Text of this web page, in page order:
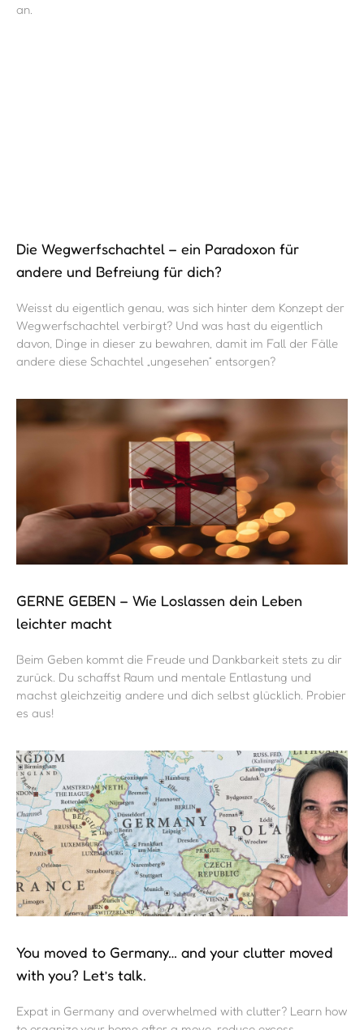
an.
Die Wegwerfschachtel – ein Paradoxon für
andere und Befreiung für dich?
Weisst du eigentlich genau, was sich hinter dem Konzept der
Wegwerfschachtel verbirgt? Und was hast du eigentlich
davon, Dinge in dieser zu bewahren, damit im Fall der Fälle
andere diese Schachtel „ungesehen“ entsorgen?
GERNE GEBEN – Wie Loslassen dein Leben
leichter macht
Beim Geben kommt die Freude und Dankbarkeit stets zu dir
zurück. Du schaffst Raum und mentale Entlastung und
machst gleichzeitig andere und dich selbst glücklich. Probier
es aus!
You moved to Germany… and your clutter moved
with you? Let’s talk.
Expat in Germany and overwhelmed with clutter? Learn how